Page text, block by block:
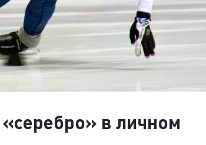
в личном